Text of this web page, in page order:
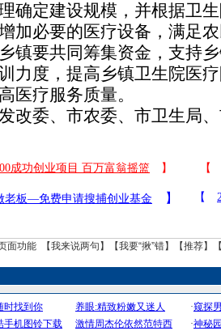
确定建设规模，并根据卫
加必要的医疗设备，满足
镇要共同筹集资金，支持
力度，提高乡镇卫生院医
医疗服务质量。
委、市农委、市卫生局、
面功能 【我来说两句 】【我要“揪”错】【推荐】